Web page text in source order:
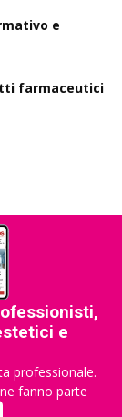
e
farmaceutici
e
professionale.
fanno parte